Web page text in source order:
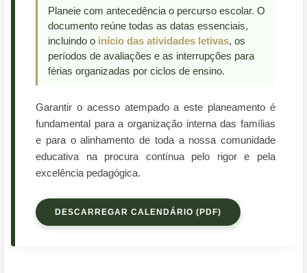
Planeie com antecedência o percurso escolar. O
documento reúne todas as datas essenciais,
incluindo o início das atividades letivas, os
períodos de avaliações e as interrupções para
férias organizadas por ciclos de ensino.
Garantir o acesso atempado a este planeamento é
fundamental para a organização interna das famílias
e para o alinhamento de toda a nossa comunidade
educativa na procura contínua pelo rigor e pela
excelência pedagógica.
DESCARREGAR CALENDÁRIO (PDF)